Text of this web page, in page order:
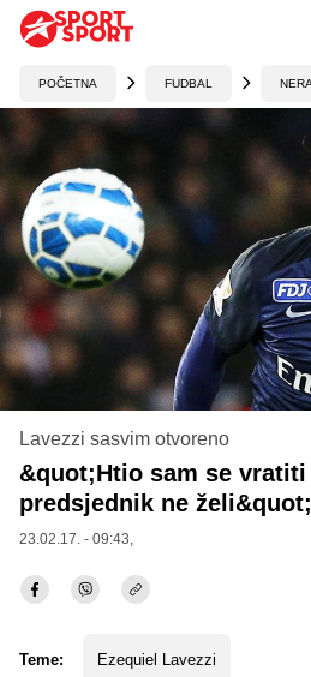
POČETNA FUDBAL
Lavezzi sasvim otvoreno
&quot;Htio sam se
predsjednik ne želi&quot;
23.02.17. - 09:43,
Teme: Ezequiel Lavezzi